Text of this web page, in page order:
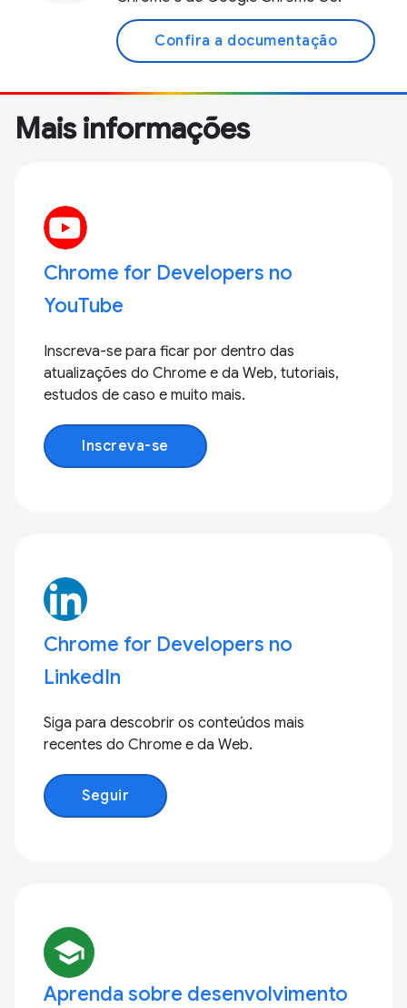
Confira a documentação
Mais informações
Chrome for Developers no
YouTube
Inscreva-se para ficar por dentro das
atualizações do Chrome e da Web, tutoriais,
estudos de caso e muito mais.
Inscreva-se
Chrome for Developers no
LinkedIn
Siga para descobrir os conteúdos mais
recentes do Chrome e da Web.
Seguir
school
Aprenda sobre desenvolvimento